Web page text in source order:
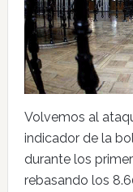
Volvemos al
indicador de la
durante los
rebasando los